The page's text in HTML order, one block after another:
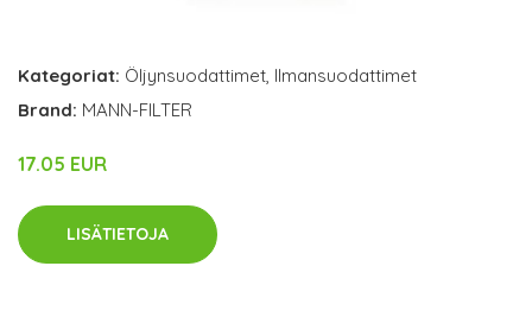
Kategoriat: Öljynsuodattimet, Ilmansuodattimet
Brand: MANN-FILTER
17.05 EUR
LISÄTIETOJA